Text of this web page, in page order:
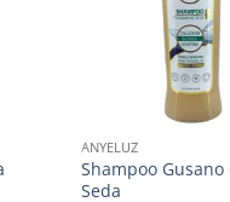
ANYELUZ
Shampoo Gusano
Seda